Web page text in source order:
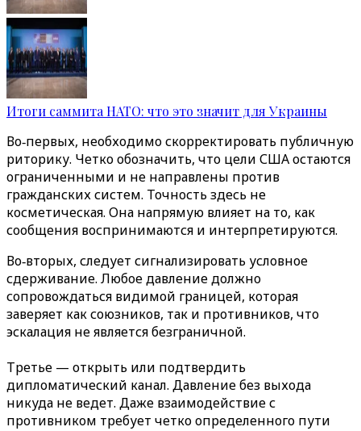
Итоги саммита НАТО: что это значит для Украины
Во‑первых, необходимо скорректировать публичную
риторику. Четко обозначить, что цели США остаются
ограниченными и не направлены против
гражданских систем. Точность здесь не
косметическая. Она напрямую влияет на то, как
сообщения воспринимаются и интерпретируются.
Во‑вторых, следует сигнализировать условное
сдерживание. Любое давление должно
сопровождаться видимой границей, которая
заверяет как союзников, так и противников, что
эскалация не является безграничной.
Третье — открыть или подтвердить
дипломатический канал. Давление без выхода
никуда не ведет. Даже взаимодействие с
противником требует четко определенного пути